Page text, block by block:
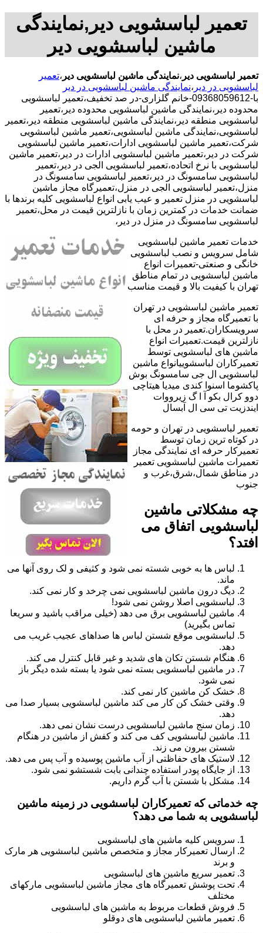
تعمیر لباسشویی دیر,نمایندگی
ماشین لباسشویی دیر
تعمیر لباسشویی دیر ،نمایندگی ماشین لباسشویی دیر ،تعمیر
لباسشویی در دیر ،نمایندگی ماشین لباسشویی در دیر
با-09368059612-خانم گلزاری-در صد تخفیف،تعمیر لباسشویی
محدوده دیر،نمایندگی ماشین لباسشویی محدوده دیر،تعمیر
لباسشویی منطقه دیر،نمایندگی ماشین لباسشویی منطقه دیر،تعمیر
لباسشویی،نمایندگی ماشین لباسشویی،تعمیر ماشین لباسشویی
شرکت،تعمیر ماشین لباسشویی ادارات،تعمیر ماشین لباسشویی
شرکت در دیر،تعمیر ماشین لباسشویی ادارات در دیر،تعمیر ماشین
لباسشویی با نرخ اتحاده،تعمیر لباسشویی الجی در دیر،تعمیر
لباسشویی سامسونگ در دیر،تعمیر لباسشویی سامسونگ در
منزل،تعمیر لباسشویی الجی در منزل،تعمیرگاه مجاز ماشین
لباسشویی در منزل تعمیر و عیب یابی انواع لباسشویی کلیه برندها با
ضمانت خدمات در کمترین زمان با نازلترین قیمت در محل،تعمیر
لباسشویی سامسونگ در منزل در دیر،
خدمات تعمیر ماشین لباسشویی
شامل سرویس و نصب لباسشویی
خانگی و صنعتی-تعمیرات انواع
ماشین لباسشویی در تمام مناطق
تهران با کیفیت بالا و قیمت مناسب
تعمیر ماشین لباسشویی در تهران
با تعمیرگاه مجاز و حرفه ای
سرویسکاران.تعمیر در محل با
نازلترین قیمت.تعمیرات انواع
ماشین های لباسشویی توسط
تعمیرکاران لباسشوییانواع ماشین
لباسشویی ال جی سامسونگ بوش
پاکشوما اسنوا کندی میدیا هیتاچی
دوو کرال بکو آ ا گ زیرووات
ایندزیت تی سی ال آبسال
تعمیر لباسشویی در تهران و حومه
در کوتاه ترین زمان توسط
تعمیرکار حرفه ای نمایندگی مجاز
تعمیرات ماشین لباسشویی تعمیر
در مناطق شمال،شرق،غرب و
جنوب
چه مشکلاتی ماشین
لباسشویی اتفاق می
افتد؟
لباس ها به خوبی شسته نمی شود و کثیفی و لک روی آنها می
ماند.
دیگ درون ماشین لباسشویی نمی چرخد و کار نمی کند.
لباسشویی اصلا روشن نمی شود!
ماشین لباسشویی برق می دهد (خیلی مراقب باشید و سریعا
تماس بگیرید)
لباسشویی موقع شستن لباس ها صداهای عجیب غریب می
دهد.
هنگام شستن تکان های شدید و غیر قابل کنترل می کند.
در ماشین لباسشویی بسته نمی شود یا بسته شده دیگر باز
نمی شود.
خشک کن ماشین کار نمی کند.
وقتی خشک کن کار می کند ماشین لباسشویی بسیار صدا می
دهد.
زمان سنج ماشین لباسشویی درست نشان نمی دهد.
ماشین لباسشویی کف می کند و کفش از ماشین در هنگام
شستن بیرون می زند.
لاستیک های حفاظتی از آب ماشین پوسیده و آب پس می دهد.
از جایگاه پودر استفاده چندانی بابت شستشو نمی شود.
مشکل با شستن با آب گرم داریم.
چه خدماتی که تعمیرکاران لباسشویی در زمینه ماشین
لباسشویی به شما می دهد؟
سرویس کلیه ماشین های لباسشویی
ارسال تعمیرکار مجاز و متخصص ماشین لباسشویی هر مارک
و برند
تعمیر سریع ماشین های لباسشویی
تحت پوشش تعمیرگاه های مجاز ماشین لباسشویی مارکهای
مختلف
فروش قطعات مربوط به ماشین های لباسشویی
تعمیر ماشین لباسشویی های دوقلو